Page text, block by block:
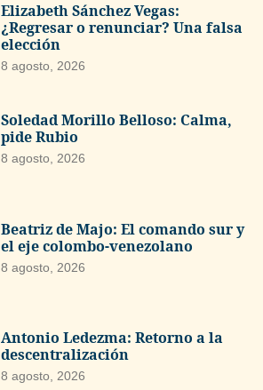
Elizabeth Sánchez Vegas:
¿Regresar o renunciar? Una falsa
elección
8 agosto, 2026
Soledad Morillo Belloso: Calma,
pide Rubio
8 agosto, 2026
Beatriz de Majo: El comando sur y
el eje colombo-venezolano
8 agosto, 2026
Antonio Ledezma: Retorno a la
descentralización
8 agosto, 2026